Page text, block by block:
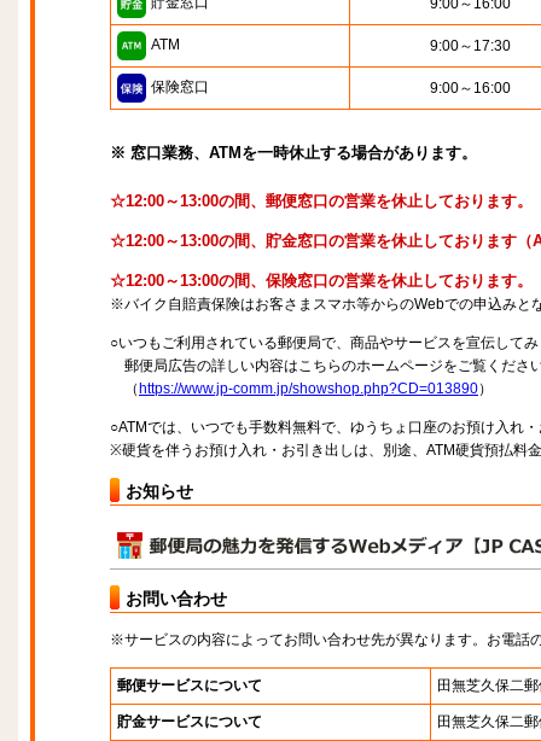
9:00～16:00
ATM 9:00～17:30
保険窓口 9:00～16:00
※ 窓口業務、ATMを一時休止する場合があります。
☆12:00～13:00の間、郵便窓口の営業を休止しております。
☆12:00～13:00の間、貯金窓口の営業を休止しております（
☆12:00～13:00の間、保険窓口の営業を休止しております。
※バイク自賠責保険はお客さまスマホ等からのWebでの申込みと
○いつもご利用されている郵便局で、商品やサービスを宣伝して
郵便局広告の詳しい内容はこちらのホームページをご覧くださ
（ https://www.jp-comm.jp/showshop.php?CD=013890）
○ATMでは、いつでも手数料無料で、ゆうちょ口座のお預け入れ
※硬貨を伴うお預け入れ・お引き出しは、別途、ATM硬貨預払料
お知らせ
お問い合わせ
※サービスの内容によってお問い合わせ先が異なります。お電話
郵便サービスについて 田無芝久保二
貯金サービスについて 田無芝久保二